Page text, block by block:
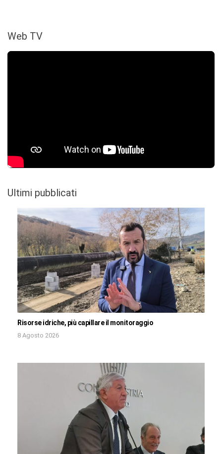
Web TV
Ultimi pubblicati
Risorse idriche, più capillare il monitoraggio
8 Agosto 2026